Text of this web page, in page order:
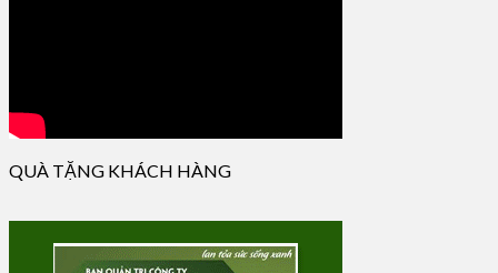
QUÀ TẶNG KHÁCH HÀNG